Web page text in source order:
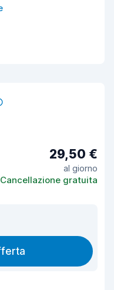
29,50 €
al giorno
Cancellazione gratuita